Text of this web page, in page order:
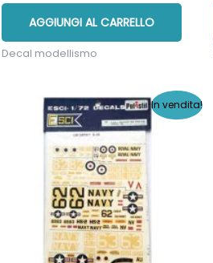
era:
€7,00.
è:
€5,00.
AGGIUNGI AL CARRELLO
Decal modellismo
In vendita!